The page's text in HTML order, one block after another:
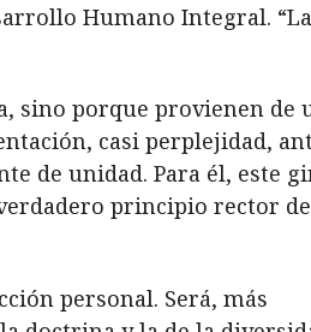
Humano Integral.
sino porque provienen de
casi perplejidad,
de unidad. Para él, este
principio rector
personal. Será, más